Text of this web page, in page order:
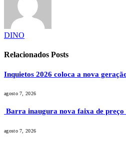
DINO
Relacionados Posts
Inquietos 2026 coloca a nova
agosto 7, 2026
Barra inaugura nova faixa de
agosto 7, 2026